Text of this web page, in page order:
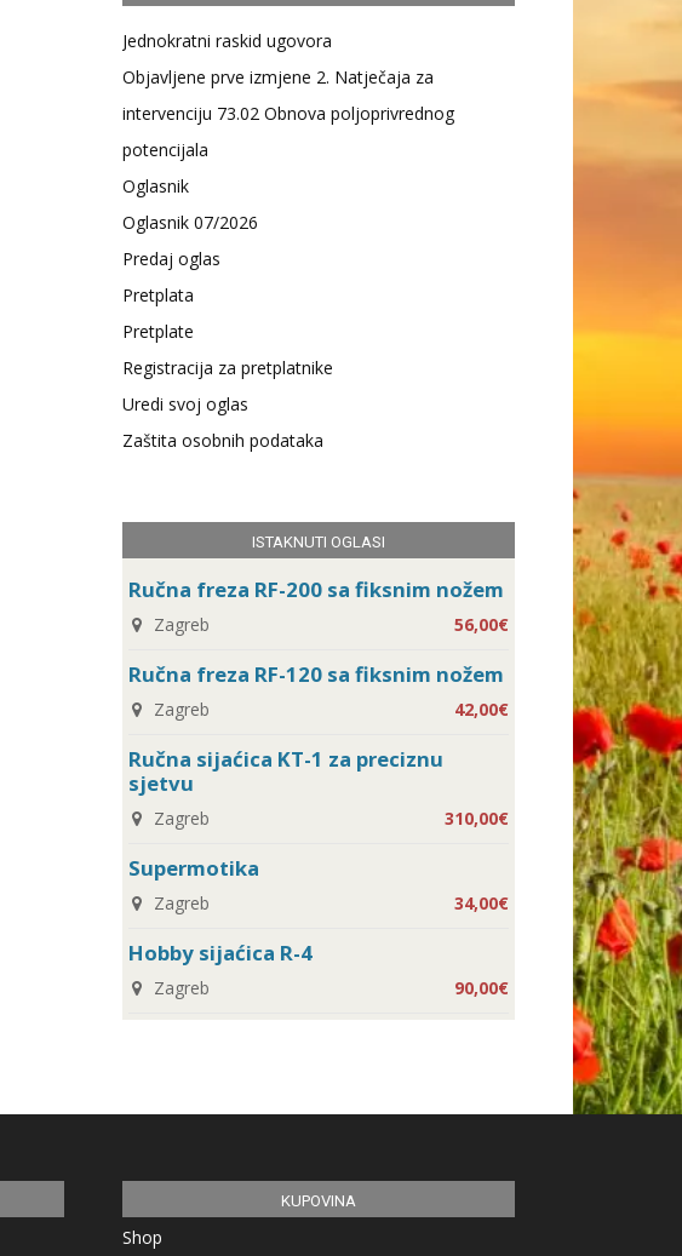
Jednokratni raskid ugovora
Objavljene prve izmjene 2. Natječaja za
intervenciju 73.02 Obnova poljoprivrednog
potencijala
Oglasnik
Oglasnik 07/2026
Predaj oglas
Pretplata
Pretplate
Registracija za pretplatnike
Uredi svoj oglas
Zaštita osobnih podataka
ISTAKNUTI OGLASI
Ručna freza RF-200 sa fiksnim nožem
Zagreb 56,00€
Ručna freza RF-120 sa fiksnim nožem
Zagreb 42,00€
Ručna sijaćica KT-1 za preciznu
sjetvu
Zagreb 310,00€
Supermotika
Zagreb 34,00€
Hobby sijaćica R-4
Zagreb 90,00€
KUPOVINA
Shop